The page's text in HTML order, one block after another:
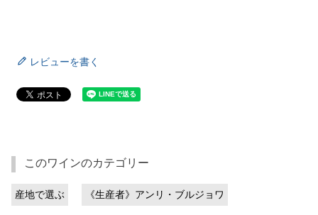
レビューを書く
このワインのカテゴリー
産地で選ぶ 《生産者》アンリ・ブルジョワ